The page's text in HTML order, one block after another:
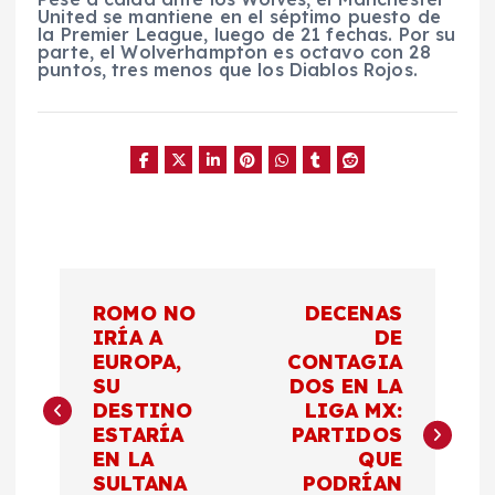
United se mantiene en el séptimo puesto de
la Premier League, luego de 21 fechas. Por su
parte, el Wolverhampton es octavo con 28
puntos, tres menos que los Diablos Rojos.
v
ROMO NO
IRÍA A
EUROPA,
SU
DESTINO
ESTARÍA
EN LA
SULTANA
DECENAS
DE
CONTAGIA
DOS EN LA
LIGA MX:
PARTIDOS
QUE
PODRÍAN